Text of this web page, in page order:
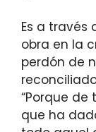
Es a través
obra en la
perdón de
“Porque
que ha